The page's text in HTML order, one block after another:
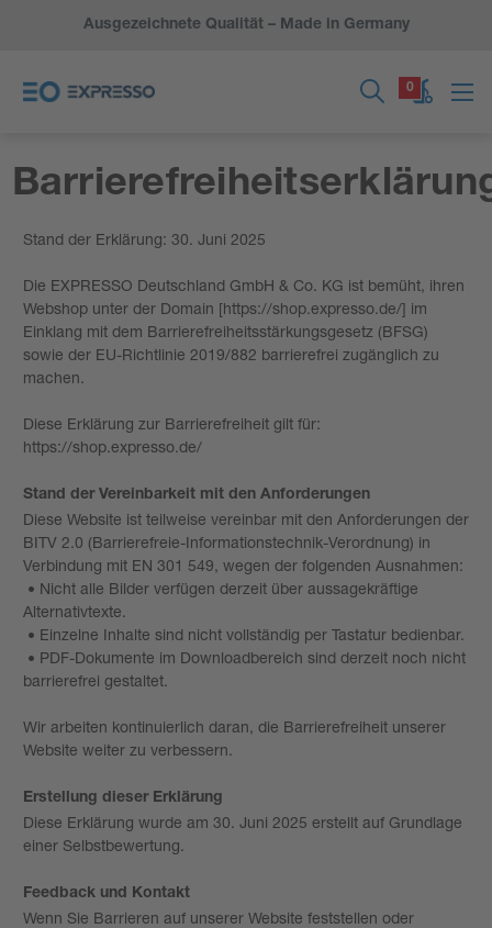
Ausgezeichnete Qualität – Made in Germany
0
Stand der Erklärung: 30. Juni 2025
Die EXPRESSO Deutschland GmbH & Co. KG ist bemüht, ihren
Webshop unter der Domain [https://shop.expresso.de/] im
Einklang mit dem Barrierefreiheitsstärkungsgesetz (BFSG)
sowie der EU-Richtlinie 2019/882 barrierefrei zugänglich zu
machen.
Diese Erklärung zur Barrierefreiheit gilt für:
https://shop.expresso.de/
Stand der Vereinbarkeit mit den Anforderungen
Diese Website ist teilweise vereinbar mit den Anforderungen der
BITV 2.0 (Barrierefreie-Informationstechnik-Verordnung) in
Verbindung mit EN 301 549, wegen der folgenden Ausnahmen:
• Nicht alle Bilder verfügen derzeit über aussagekräftige
Alternativtexte.
• Einzelne Inhalte sind nicht vollständig per Tastatur bedienbar.
• PDF-Dokumente im Downloadbereich sind derzeit noch nicht
barrierefrei gestaltet.
Wir arbeiten kontinuierlich daran, die Barrierefreiheit unserer
Website weiter zu verbessern.
Erstellung dieser Erklärung
Diese Erklärung wurde am 30. Juni 2025 erstellt auf Grundlage
einer Selbstbewertung.
Feedback und Kontakt
Wenn Sie Barrieren auf unserer Website feststellen oder